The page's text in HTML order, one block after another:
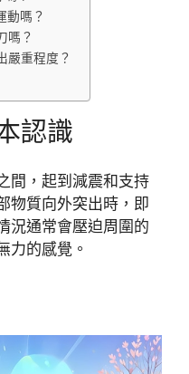
動嗎？
嗎？
嚴重程度？
認識
間，起到減震和支持
物質向外突出時，即
況通常會壓迫周圍的
力的感覺。